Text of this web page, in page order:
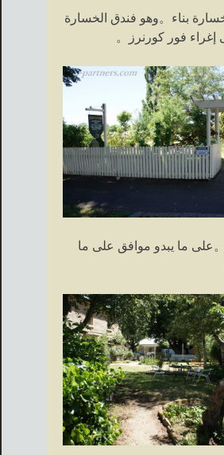
بناء。وهو فندق الخسارة
إغراء فور كورنرز。
ما يبدو موافق على ما